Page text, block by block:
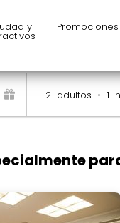
y Promociones
2 adultos • 1